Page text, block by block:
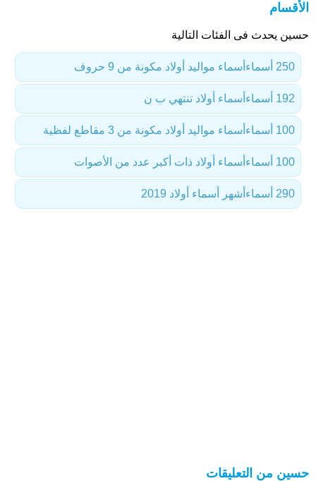
الأقسام
حسين يحدث فى الفئات التالية
أسماء مواليد أولاد مكونة من 9 حروف 250 أسماء
أسماء أولاد تنتهي ب ن 192 أسماء
أسماء مواليد أولاد مكونة من 3 مقاطع لفظية 100 أسماء
أسماء أولاد ذات أكبر عدد من الأصوات 100 أسماء
أشهر أسماء أولاد 2019 290 أسماء
حسين من التعليقات